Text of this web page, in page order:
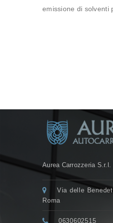
emissione di solventi
Bottom
Aurea Carrozzeria
Via delle
Roma
0630602515